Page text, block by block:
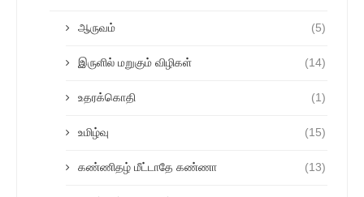
ஆருவம் (5)
இருளில் மறுகும் விழிகள் (14)
உதரக்கொதி (1)
உமிழ்வு (15)
கண்ணிதழ் மீட்டாதே கண்ணா (13)